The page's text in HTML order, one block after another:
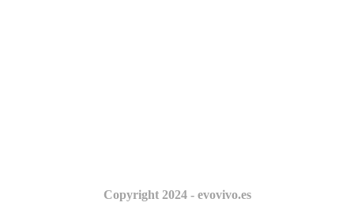
Copyright 2024 - evovivo.es